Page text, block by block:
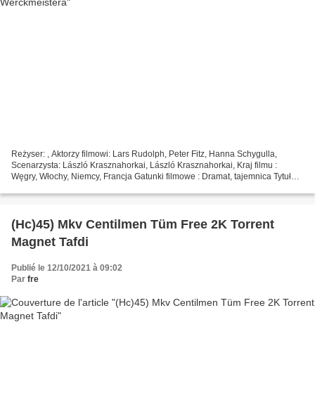
Reżyser: , Aktorzy filmowi: Lars Rudolph, Peter Fitz, Hanna Schygulla,
Scenarzysta: László Krasznahorkai, László Krasznahorkai, Kraj filmu :
Węgry, Włochy, Niemcy, Francja Gatunki filmowe : Dramat, tajemnica Tytuł
(Hc)45) Mkv Centilmen Tüm Free 2K Torrent
Magnet Tafdi
Publié le 12/10/2021 à 09:02
Par fre